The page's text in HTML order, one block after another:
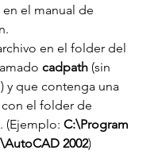
el manual de
en el folder del
cadpath (sin
y que contenga una
el folder de
(Ejemplo: C:\Program
2002)